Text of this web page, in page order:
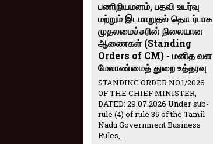
பணிநியமனம், பதவி உயர்வு
மற்றும் இடமாறுதல் தொடர்பாக
முதலமைச்சரின் நிலையான
ஆணைகள் (Standing
Orders of CM) - மனித வள
மேலாண்மைத் துறை உத்தரவு
STANDING ORDER NO.1/2026
OF THE CHIEF MINISTER,
DATED: 29.07.2026 Under sub-
rule (4) of rule 35 of the Tamil
Nadu Government Business
Rules,...